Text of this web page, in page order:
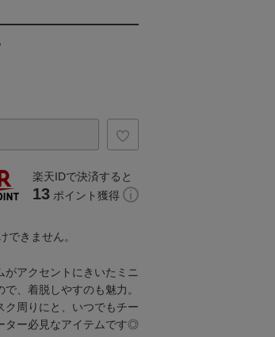
楽天IDで決済すると
13 ポイント獲得
きません。
アクセントにきいたミニ
、着脱しやすのも魅力。
ク周りにと、いつでもチー
ター必見なアイテムです◎